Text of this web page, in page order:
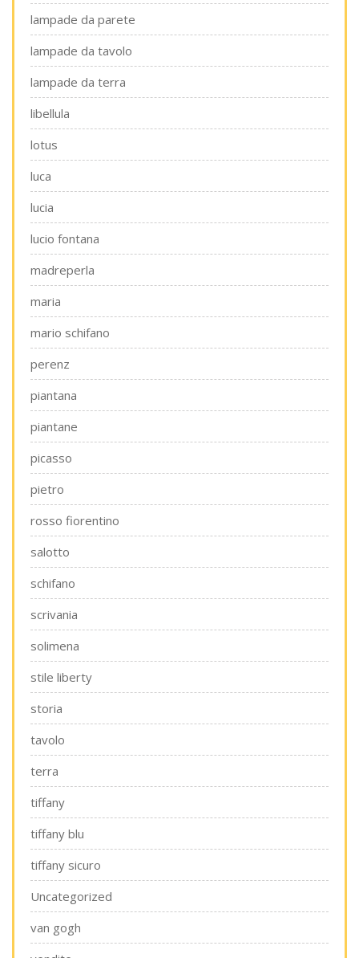
lampade da parete
lampade da tavolo
lampade da terra
libellula
lotus
luca
lucia
lucio fontana
madreperla
maria
mario schifano
perenz
piantana
piantane
picasso
pietro
rosso fiorentino
salotto
schifano
scrivania
solimena
stile liberty
storia
tavolo
terra
tiffany
tiffany blu
tiffany sicuro
Uncategorized
van gogh